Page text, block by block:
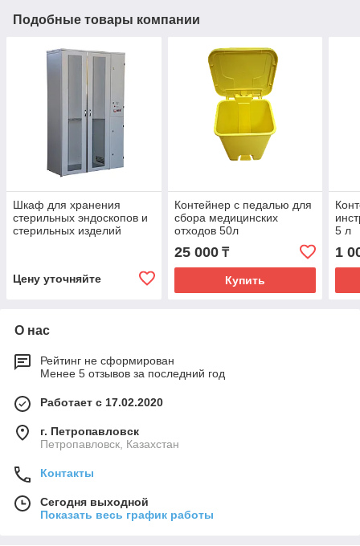
Подобные товары компании
Шкаф для хранения
стерильных эндоскопов и
стерильных изделий
Цену уточняйте
Контейнер с педалью для
сбора медицинских
отходов 50л
25 000₸
Купить
5 л
1
О нас
Рейтинг не сформирован
Менее 5 отзывов за последний год
Работает с 17.02.2020
г. Петропавловск
Петропавловск, Казахстан
Контакты
Сегодня выходной
Показать весь график работы